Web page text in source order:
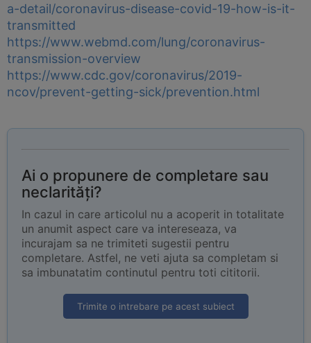
a-detail/coronavirus-disease-covid-19-how-is-it-
transmitted
https://www.webmd.com/lung/coronavirus-
transmission-overview
https://www.cdc.gov/coronavirus/2019-
ncov/prevent-getting-sick/prevention.html
Ai o propunere de completare sau
neclarități?
In cazul in care articolul nu a acoperit in totalitate
un anumit aspect care va intereseaza, va
incurajam sa ne trimiteti sugestii pentru
completare. Astfel, ne veti ajuta sa completam si
sa imbunatatim continutul pentru toti cititorii.
Trimite o intrebare pe acest subiect